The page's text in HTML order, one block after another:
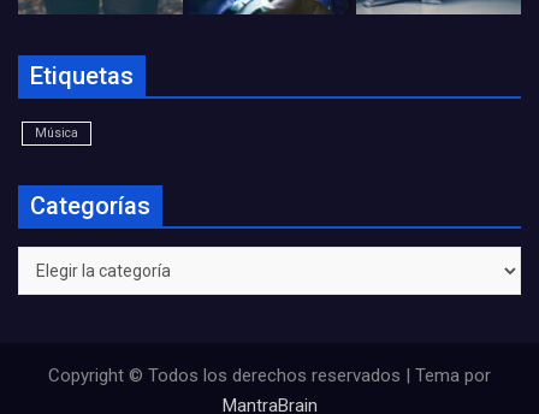
Etiquetas
Música
Categorías
Categorías
Copyright © Todos los derechos reservados | Tema por
MantraBrain